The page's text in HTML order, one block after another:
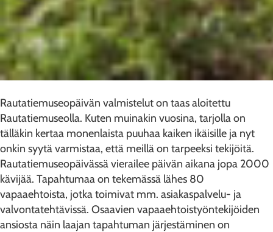
Rautatiemuseopäivän valmistelut on taas aloitettu
Rautatiemuseolla. Kuten muinakin vuosina, tarjolla on
tälläkin kertaa monenlaista puuhaa kaiken ikäisille ja nyt
onkin syytä varmistaa, että meillä on tarpeeksi tekijöitä.
Rautatiemuseopäivässä vierailee päivän aikana jopa 2000
kävijää. Tapahtumaa on tekemässä lähes 80
vapaaehtoista, jotka toimivat mm. asiakaspalvelu- ja
valvontatehtävissä. Osaavien vapaaehtoistyöntekijöiden
ansiosta näin laajan tapahtuman järjestäminen on